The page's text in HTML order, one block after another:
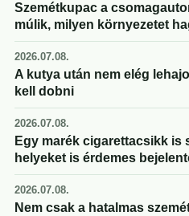
Szemétkupac a
múlik, milyen környezetet
2026.07.08.
A kutya után nem elég
kell dobni
2026.07.08.
Egy marék cigarettacsikk is
helyeket is érdemes
2026.07.08.
Nem csak a hatalmas